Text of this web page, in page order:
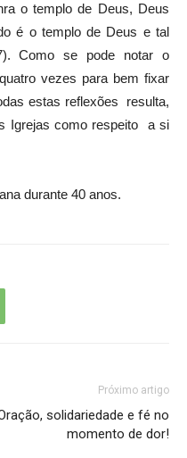
o templo de Deus, Deus
é o templo de Deus e tal
Como se pode notar o
vezes para bem fixar
estas reflexões resulta,
Igrejas como respeito a si
durante 40 anos.
Próximo artigo
solidariedade e fé no
momento de dor!